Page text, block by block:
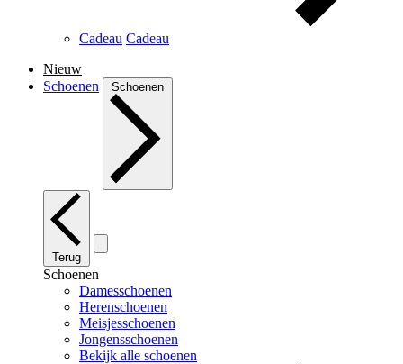
Cadeau Cadeau
Nieuw
Schoenen
Schoenen
Terug
Schoenen
Damesschoenen
Herenschoenen
Meisjesschoenen
Jongensschoenen
Bekijk alle schoenen